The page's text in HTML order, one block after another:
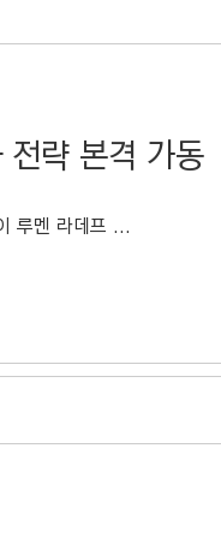
략 본격 가동
루멘 라데프 ...